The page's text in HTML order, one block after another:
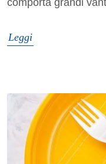
Leggi